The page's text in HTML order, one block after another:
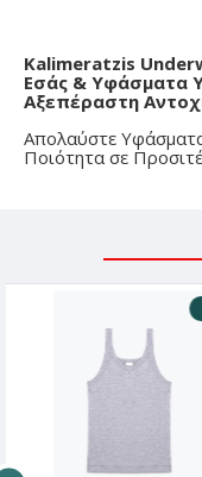
Kalimeratzis
Εσάς & Υφάσματα
Αξεπέραστη
Απολαύστε
Ποιότητα σε